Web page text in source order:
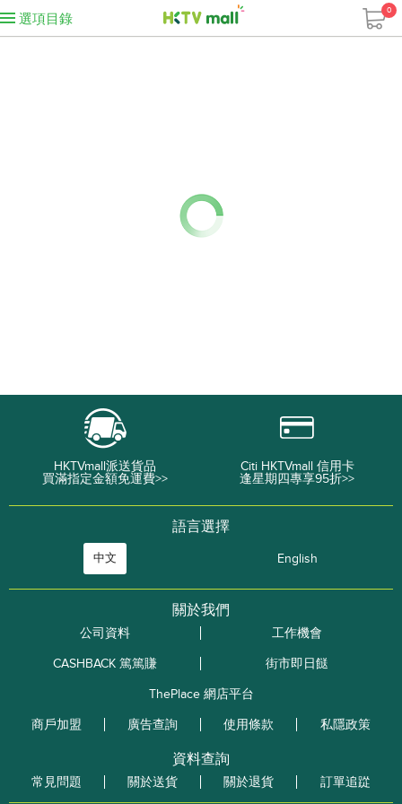
選項目錄
0
HKTVmall派送貨品
買滿指定金額免運費>>
Citi HKTVmall 信用卡
逢星期四專享95折>>
語言選擇
中文 English
關於我們
公司資料
工作機會
CASHBACK 篤篤賺
街市即日餸
ThePlace 網店平台
商戶加盟
廣告查詢 使用條款 私隱政策
資料查詢
常見問題 關於送貨 關於退貨 訂單追踨